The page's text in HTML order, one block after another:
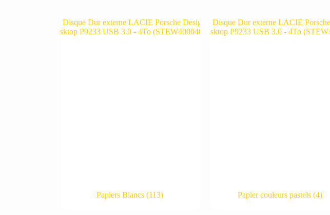
Papiers Blancs(113) Papier couleurs pastels(4)